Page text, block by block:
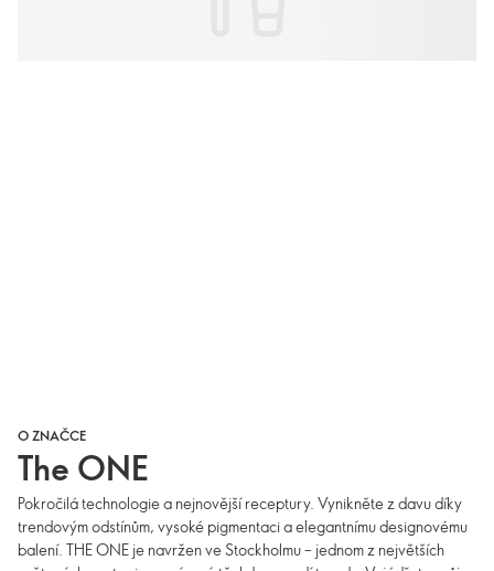
O ZNAČCE
The ONE
Pokročilá technologie a nejnovější receptury. Vynikněte z davu díky
trendovým odstínům, vysoké pigmentaci a elegantnímu designovému
balení. THE ONE je navržen ve Stockholmu – jednom z největších